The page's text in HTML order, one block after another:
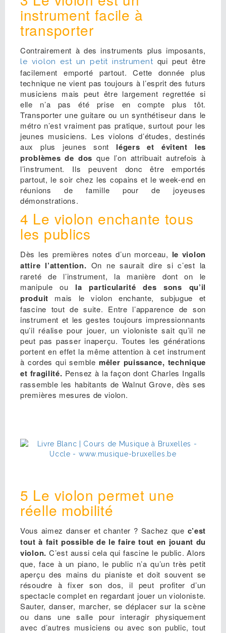
instrument facile à
transporter
Contrairement à des instruments plus imposants,
le violon est un petit instrument qui peut être
facilement emporté partout. Cette donnée plus
technique ne vient pas toujours à l’esprit des futurs
musiciens mais peut être largement regrettée si
elle n’a pas été prise en compte plus tôt.
Transporter une guitare ou un synthétiseur dans le
métro n’est vraiment pas pratique, surtout pour les
jeunes musiciens. Les violons d’études, destinés
aux plus jeunes sont légers et évitent les
problèmes de dos que l’on attribuait autrefois à
l’instrument. Ils peuvent donc être emportés
partout, le soir chez les copains et le week-end en
réunions de famille pour de joyeuses
démonstrations.
4 Le violon enchante tous
les publics
Dès les premières notes d’un morceau, le violon
attire l’attention. On ne saurait dire si c’est la
rareté de l’instrument, la manière dont on le
manipule ou la particularité des sons qu’il
produit mais le violon enchante, subjugue et
fascine tout de suite. Entre l’apparence de son
instrument et les gestes toujours impressionnants
qu’il réalise pour jouer, un violoniste sait qu’il ne
peut pas passer inaperçu. Toutes les générations
portent en effet la même attention à cet instrument
à cordes qui semble mêler puissance, technique
et fragilité. Pensez à la façon dont Charles Ingalls
rassemble les habitants de Walnut Grove, dès ses
premières mesures de violon.
5 Le violon permet une
réelle mobilité
Vous aimez danser et chanter ? Sachez que c’est
tout à fait possible de le faire tout en jouant du
violon. C’est aussi cela qui fascine le public. Alors
que, face à un piano, le public n’a qu’un très petit
aperçu des mains du pianiste et doit souvent se
résoudre à fixer son dos, il peut profiter d’un
spectacle complet en regardant jouer un violoniste.
Sauter, danser, marcher, se déplacer sur la scène
ou dans une salle pour interagir physiquement
avec d’autres musiciens ou avec son public, tout